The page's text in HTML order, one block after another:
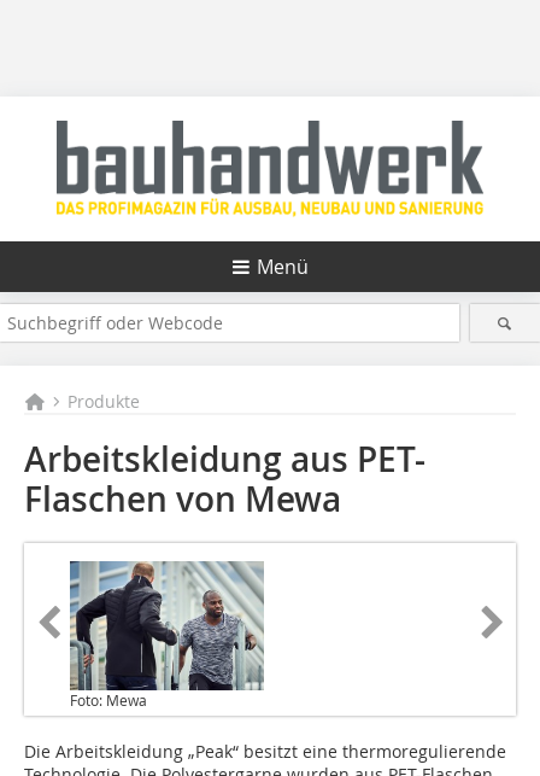
Menü
Produkte
Arbeitskleidung aus PET-
Flaschen von Mewa
Foto: Mewa
Die Arbeitskleidung „Peak“ besitzt eine thermoregulierende